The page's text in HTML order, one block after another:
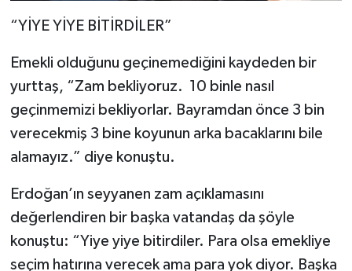
“YİYE YİYE BİTİRDİLER”
Emekli olduğunu geçinemediğini kaydeden bir
yurttaş, “Zam bekliyoruz. 10 binle nasıl
geçinmemizi bekliyorlar. Bayramdan önce 3 bin
verecekmiş 3 bine koyunun arka bacaklarını bile
alamayız.” diye konuştu.
Erdoğan’ın seyyanen zam açıklamasını
değerlendiren bir başka vatandaş da şöyle
konuştu: “Yiye yiye bitirdiler. Para olsa emekliye
seçim hatırına verecek ama para yok diyor. Başka